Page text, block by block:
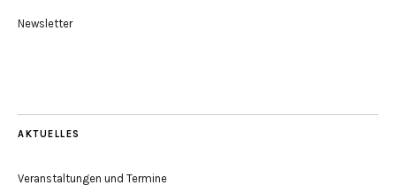
Newsletter
AKTUELLES
Veranstaltungen und Termine